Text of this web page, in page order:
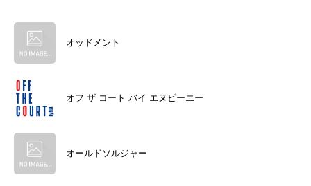
オッドメント
オフ ザ コート バイ エヌビーエー
オールドソルジャー